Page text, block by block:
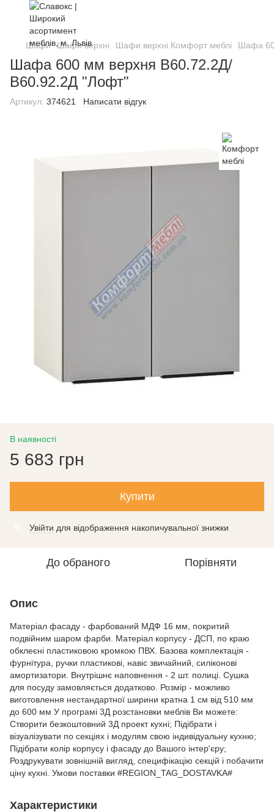
Шафи Шафи верхні Шафи верхні Комфорт меблі Шафа
Шафа 600 мм верхня В60.72.2Д/
В60.92.2Д "Лофт"
Артикул: 374621 Написати відгук
В наявності
5 683 грн
Купити
Увійти для відображення накопичувальної знижки
До обраного Порівняти
Опис
Матеріал фасаду - фарбований МДФ 16 мм, покритий
подвійним шаром фарби. Матеріал корпусу - ДСП, по краю
обклеєні пластиковою кромкою ПВХ. Базова комплектація -
фурнітура, ручки пластикові, навіс звичайний, силіконові
амортизатори. Внутрішнє наповнення - 2 шт. полиці. Сушка
для посуду замовляється додатково. Розмір - можливо
виготовлення нестандартної ширини кратна 1 см від 510 мм
до 600 мм У програмі 3Д розстановки меблів Ви можете:
Створити безкоштовний 3Д проект кухні; Підібрати і
візуалізувати по секціях і модулям свою індивідуальну кухню;
Підібрати колір корпусу і фасаду до Вашого інтер'єру;
Роздрукувати зовнішній вигляд, специфікацію секцій і побачити
ціну кухні. Умови поставки #REGION_TAG_DOSTAVKA#
Характеристики